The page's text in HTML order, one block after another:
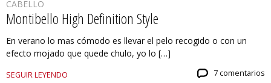
CABELLO
Montibello High Definition Style
En verano lo mas cómodo es llevar el pelo recogido o con un
efecto mojado que quede chulo, yo lo […]
SEGUIR LEYENDO 7 comentarios